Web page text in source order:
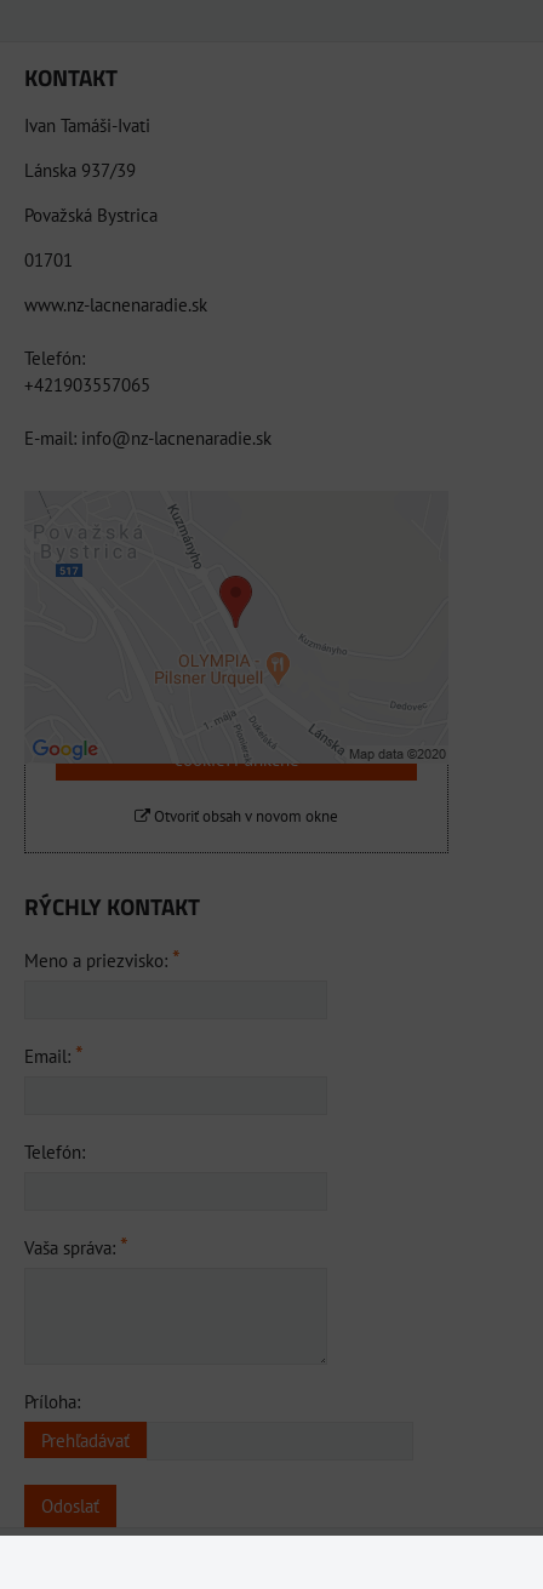
KONTAKT
Ivan Tamáši-Ivati
Lánska 937/39
Považská Bystrica
01701
www.nz-lacnenaradie.sk
Telefón:
+421903557065
E-mail: info@nz-lacnenaradie.sk
Externý obsah je blokovaný Voľbami
súkromia
Prajete si načítať externý obsah?
Povoliť tentokrát
Povoliť a zapamätať - súhlas s druhom
cookie: Funkčné
Otvoriť obsah v novom okne
RÝCHLY KONTAKT
Meno a priezvisko: *
Email: *
Telefón:
Vaša správa: *
Príloha:
Odoslať